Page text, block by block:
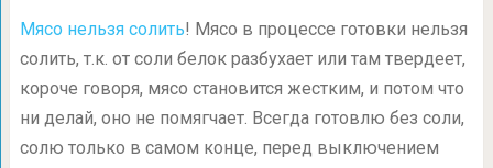
Мясо нельзя солить! Мясо в процессе готовки нельзя
солить, т.к. от соли белок разбухает или там твердеет,
короче говоря, мясо становится жестким, и потом что
ни делай, оно не помягчает. Всегда готовлю без соли,
солю только в самом конце, перед выключением